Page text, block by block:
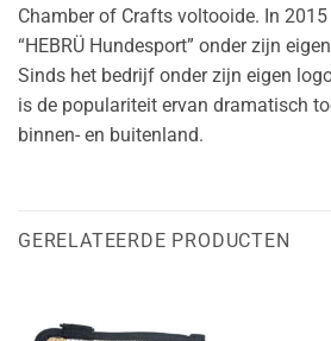
Chamber of Crafts voltooide. In
“HEBRÜ Hundesport” onder zijn
Sinds het bedrijf onder zijn eigen
is de populariteit ervan dramatisch
binnen- en buitenland.
GERELATEERDE PRODUCTEN